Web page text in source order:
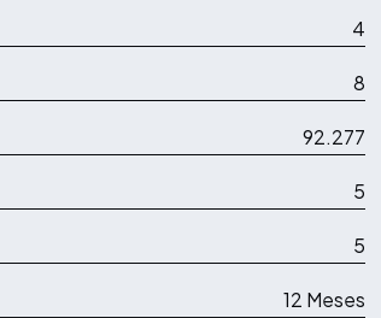
4
8
92.277
5
5
12 Meses